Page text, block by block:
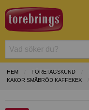
HEM FÖRETAGSKUND
KAKOR SMÅBRÖD KAFFEKEX